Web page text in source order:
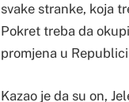
svake stranke, koja
Pokret treba da
promjena u
Kazao je da su on,